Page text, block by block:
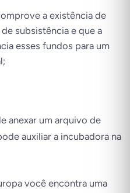
a existência de
subsistência e que a
esses fundos para um
anexar um arquivo de
auxiliar a incubadora na
você encontra uma